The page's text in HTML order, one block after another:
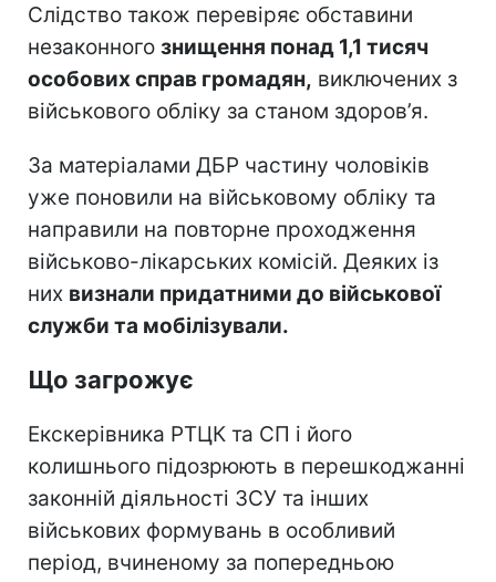
Слідство також перевіряє обставини
незаконного знищення понад 1,1 тисяч
особових справ громадян, виключених з
військового обліку за станом здоров’я.
За матеріалами ДБР частину чоловіків
уже поновили на військовому обліку та
направили на повторне проходження
військово-лікарських комісій. Деяких із
них визнали придатними до військової
служби та мобілізували.
Що загрожує
Екскерівника РТЦК та СП і його
колишнього підозрюють в перешкоджанні
законній діяльності ЗСУ та інших
військових формувань в особливий
період, вчиненому за попередньою